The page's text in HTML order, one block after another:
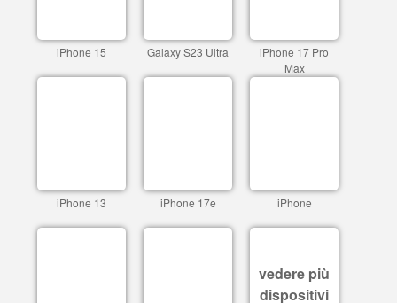
iPhone 15 Galaxy S23 Ultra
iPhone 17 Pro
Max
iPhone 13 iPhone 17e iPhone
vedere più
dispositivi